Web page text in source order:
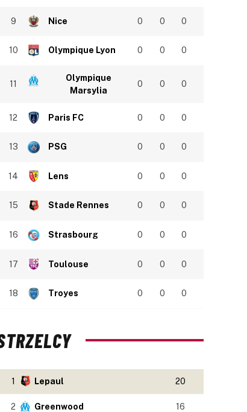
9 Nice 0 0 0
10 Olympique Lyon 0 0 0
11
Olympique
Marsylia
0 0 0
12 Paris FC 0 0 0
13 PSG 0 0 0
14 Lens 0 0 0
15 Stade Rennes 0 0 0
16 Strasbourg 0 0 0
17 Toulouse 0 0 0
18 Troyes 0 0 0
1 Lepaul 20
2 Greenwood 16